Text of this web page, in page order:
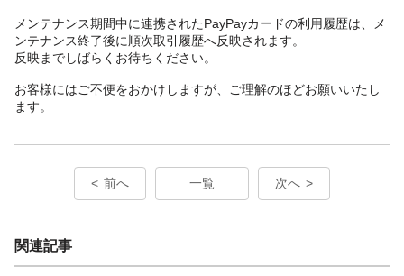
メンテナンス期間中に連携されたPayPayカードの利用履歴は、メ
ンテナンス終了後に順次取引履歴へ反映されます。
反映までしばらくお待ちください。
お客様にはご不便をおかけしますが、ご理解のほどお願いいたし
ます。
前へ 一覧 次へ
関連記事